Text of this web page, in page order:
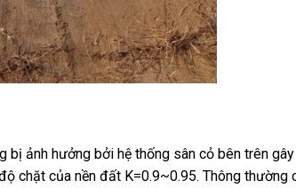
ảnh hưởng bởi hệ thống sân cỏ bên trên
chặt của nền đất K=0.9~0.95. Thông